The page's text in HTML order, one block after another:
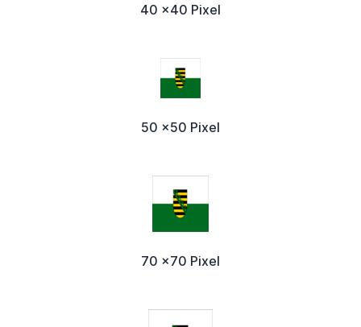
40 x40 Pixel
50 x50 Pixel
70 x70 Pixel